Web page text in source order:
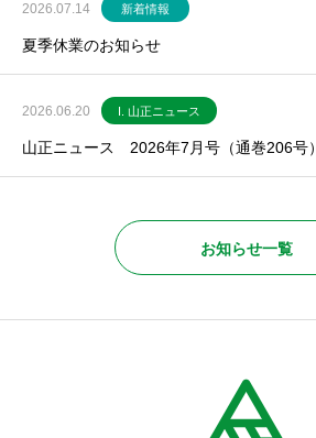
2026.07.14 新着情報
夏季休業のお知らせ
2026.06.20 I. 山正ニュース
山正ニュース 2026年7月号（通巻206号）
お知らせ一覧